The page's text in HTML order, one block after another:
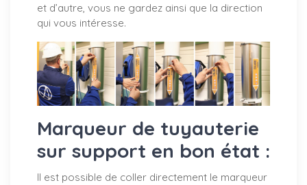
et d’autre, vous ne gardez ainsi que la direction
qui vous intéresse.
Marqueur de tuyauterie
sur support en bon état :
Il est possible de coller directement le marqueur